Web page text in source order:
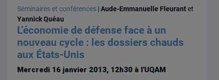
Séminaires et conférences |Aude-Emmanuelle Fleurantet
Yannick Quéau
L’économie de défense face à un
nouveau cycle : les dossiers chauds
aux États-Unis
Mercredi 16 janvier 2013, 12h30 à l'UQAM